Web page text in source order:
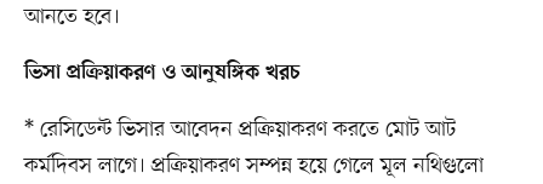
আনতে হবে।
ভিসা প্রক্রিয়াকরণ ও আনুষঙ্গিক খরচ
* রেসিডেন্ট ভিসার আবেদন প্রক্রিয়াকরণ করতে মোট আট
কর্মদিবস লাগে। প্রক্রিয়াকরণ সম্পন্ন হয়ে গেলে মূল নথিগুলো